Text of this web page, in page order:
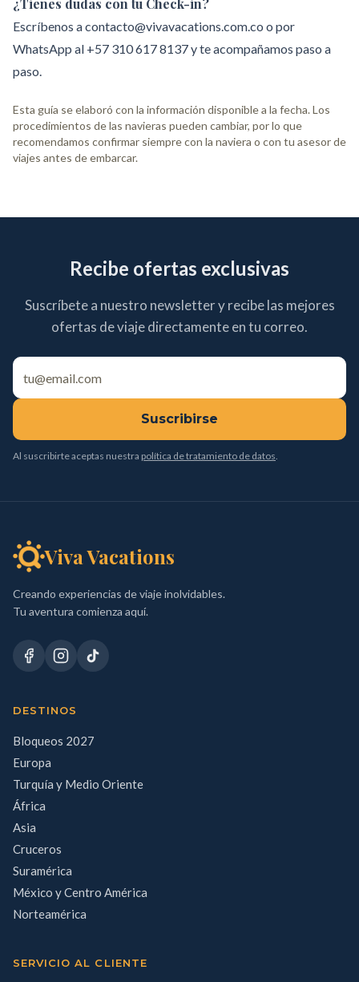
¿Tienes dudas con tu Check-in?
Escríbenos acontacto@vivavacations.com.co o por
WhatsApp al +57 310 617 8137y te acompañamos paso a
paso.
Esta guía se elaboró con la información disponible a la fecha. Los
procedimientos de las navieras pueden cambiar, por lo que
recomendamos confirmar siempre con la naviera o con tu asesor de
viajes antes de embarcar.
Recibe ofertas exclusivas
Suscríbete a nuestro newsletter y recibe las mejores
ofertas de viaje directamente en tu correo.
Suscribirse
Al suscribirte aceptas nuestra política de tratamiento de datos.
Viva Vacations
Creando experiencias de viaje inolvidables.
Tu aventura comienza aquí.
DESTINOS
Bloqueos 2027
Europa
Turquía y Medio Oriente
África
Asia
Cruceros
Suramérica
México y Centro América
Norteamérica
SERVICIO AL CLIENTE